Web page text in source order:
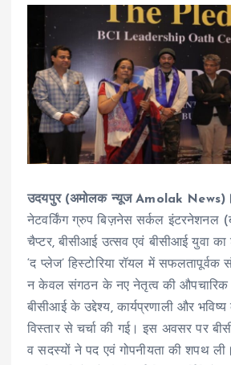
उदयपुर (अमोलक न्यूज Amolak News)।
नेटवर्किंग ग्रुप बिज़नेस सर्कल इंटरनेशनल
चैप्टर, बीसीआई उत्सव एवं बीसीआई युवा
‘द प्लेज’ हिस्टोरिया रॉयल में
न केवल संगठन के नए नेतृत्व की औपचारिक
बीसीआई के उद्देश्य, कार्यप्रणाली और
विस्तार से चर्चा की गई। इस अवसर पर
व सदस्यों ने पद एवं गोपनीयता की शपथ